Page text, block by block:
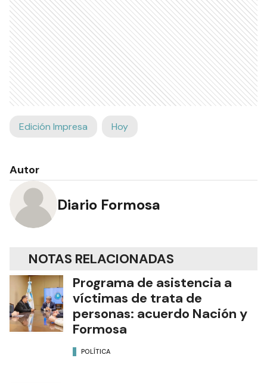
Edición Impresa Hoy
Autor
Diario Formosa
NOTAS RELACIONADAS
Programa de asistencia a
víctimas de trata de
personas: acuerdo Nación y
Formosa
POLÍTICA